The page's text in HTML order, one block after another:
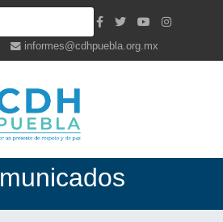
informes@cdhpuebla.org.mx
municados